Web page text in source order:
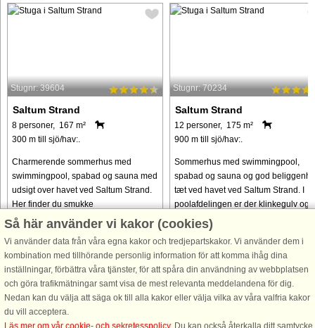
Stugnr: 39604
Saltum Strand
8 personer, 167 m²
300 m till sjö/hav:.
Charmerende sommerhus med
swimmingpool, spabad og sauna med
udsigt over havet ved Saltum Strand.
Her finder du smukke
naturomgivelser, havudsigt, og kun
Sommerhusets stue har ...
från 13.945 SEK
Stugnr: 70234
Saltum Strand
12 personer, 175 m²
900 m till sjö/hav:.
Sommerhus med swimmingpool,
spabad og sauna og god
tæt ved havet ved Saltum Strand. I
poolafdelingen er der klinkegulv og
stor swimmingpool på ca. 18 m2
vandrutsjebane. Bemærk poolen
opvarmes ...
från 10.525 SEK
Så här använder vi kakor (cookies)
Vi använder data från våra egna kakor och tredjepartskakor. Vi använder dem i
kombination med tillhörande personlig information för att komma ihåg dina
inställningar, förbättra våra tjänster, för att spåra din användning av webbplatsen
och göra trafikmätningar samt visa de mest relevanta meddelandena för dig.
Nedan kan du välja att säga ok till alla kakor eller välja vilka av våra valfria kakor
du vill acceptera.
Läs mer om vår cookie- och sekretesspolicy. Du kan också återkalla ditt samtycke